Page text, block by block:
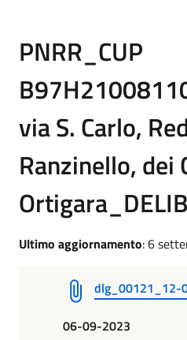
PNRR_CUP
via S. Carlo,
Ranzinello, dei
Ultimo aggiornamento: 6
dlg_00121_12-
06-09-2023